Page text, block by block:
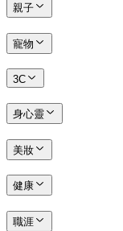
親子
寵物
3C
身心靈
美妝
健康
職涯